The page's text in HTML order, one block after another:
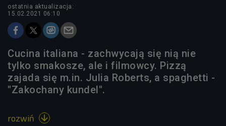
ostatnia aktualizacja:
15.02.2021 06:10
Cucina italiana - zachwycają się nią nie
tylko smakosze, ale i filmowcy. Pizzą
zajada się m.in. Julia Roberts, a spaghetti -
"Zakochany kundel".
rozwiń 